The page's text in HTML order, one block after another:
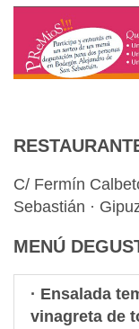
C/ Fermín
Sebastián ·
MENÚ
· Ensalada
vinagreta de